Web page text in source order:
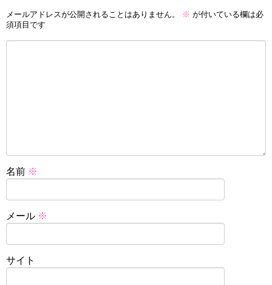
メールアドレスが公開されることはありません。 ※ が付いている欄は必
須項目です
名前 ※
メール ※
サイト